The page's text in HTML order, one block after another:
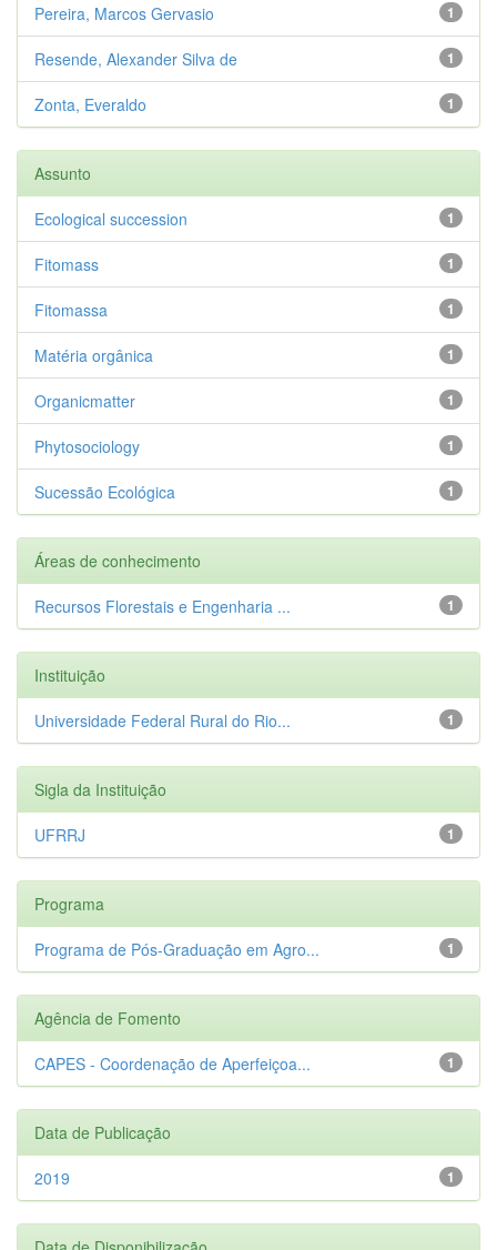
1
Pereira, Marcos Gervasio
1
Resende, Alexander Silva de
1
Zonta, Everaldo
Assunto
1
Ecological succession
1
Fitomass
1
Fitomassa
1
Matéria orgânica
1
Organicmatter
1
Phytosociology
1
Sucessão Ecológica
Áreas de conhecimento
1
Recursos Florestais e Engenharia ...
Instituição
1
Universidade Federal Rural do Rio...
Sigla da Instituição
1
UFRRJ
Programa
1
Programa de Pós-Graduação em Agro...
Agência de Fomento
1
CAPES - Coordenação de Aperfeiçoa...
Data de Publicação
1
2019